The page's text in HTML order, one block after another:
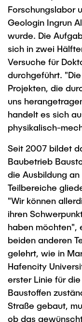
Overview
Forschungslabor
Geologin Ingrun
wurde. Die
sich in zwei
Versuche für
durchgeführt.
Projekten, die
uns
handelt es sich
physikalisch-
Seit 2007 bildet
Baubetrieb
die Ausbildung an
Teilbereiche
"Wir können
ihren
haben möchten",
beiden anderen
gelehrt, wie in
Hafencity
erster Linie für
Baustoffen
Straße gebaut,
ob das